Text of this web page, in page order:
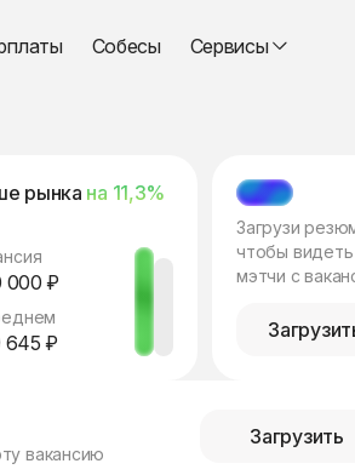
Собесы Сервисы
рынка на 11,3%
000 ₽
645 ₽
МЭТЧ
Загрузи
чтобы видеть
мэтчи с
вакансию
Загрузить